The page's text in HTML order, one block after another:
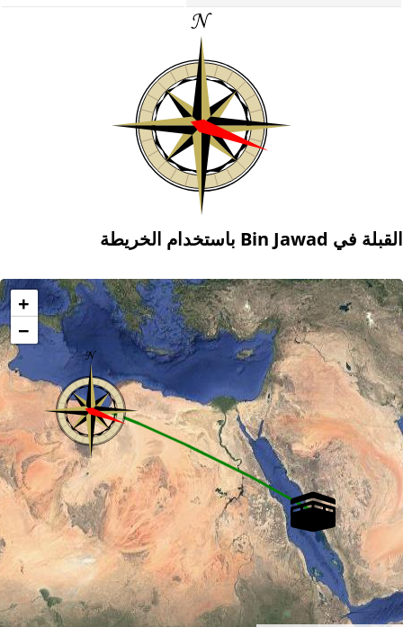
القبلة في Bin Jawad باستخدام الخريطة
+
−